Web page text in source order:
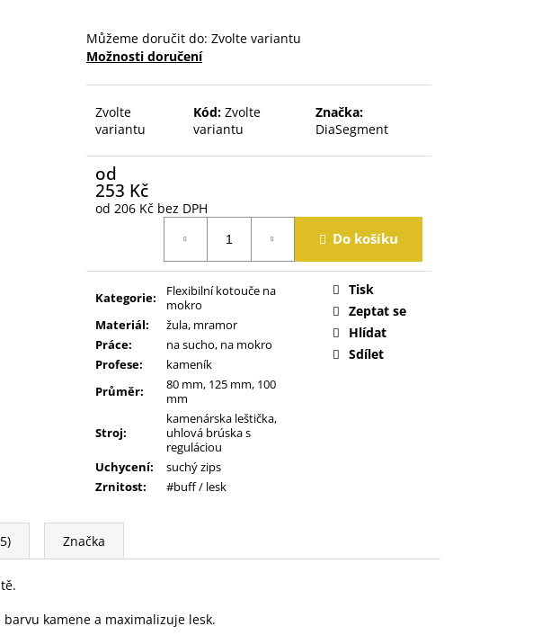
Můžeme doručit do: Zvolte variantu
Možnosti doručení
Zvolte
variantu
Kód: Zvolte
variantu
Značka:
DiaSegment
od
253 Kč
od 206 Kč bez DPH
Do košíku
Kategorie:
Flexibilní kotouče na
mokro
Materiál:
žula, mramor
Práce:
na sucho, na mokro
Profese:
kameník
Průměr:
80 mm, 125 mm, 100
mm
Stroj:
kamenárska leštička,
uhlová brúska s
reguláciou
Uchycení:
suchý zips
Zrnitost: #buff / lesk
Tisk
Zeptat se
Hlídat
Sdílet
Značka
kamene a maximalizuje lesk.